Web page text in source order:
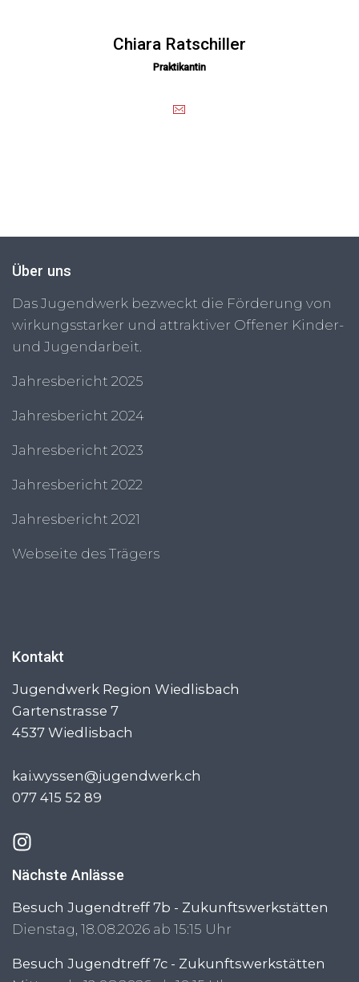
Chiara Ratschiller
Praktikantin
Über uns
Das Jugendwerk bezweckt die Förderung von
wirkungsstarker und attraktiver Offener Kinder-
und Jugendarbeit.
Jahresbericht 2025
Jahresbericht 2024
Jahresbericht 2023
Jahresbericht 2022
Jahresbericht 2021
Webseite des Trägers
Kontakt
Jugendwerk Region Wiedlisbach
Gartenstrasse 7
4537 Wiedlisbach
kai.wyssen@jugendwerk.ch
077 415 52 89
Nächste Anlässe
Besuch Jugendtreff 7b - Zukunftswerkstätten
Dienstag, 18.08.2026 ab 15:15 Uhr
Besuch Jugendtreff 7c - Zukunftswerkstätten